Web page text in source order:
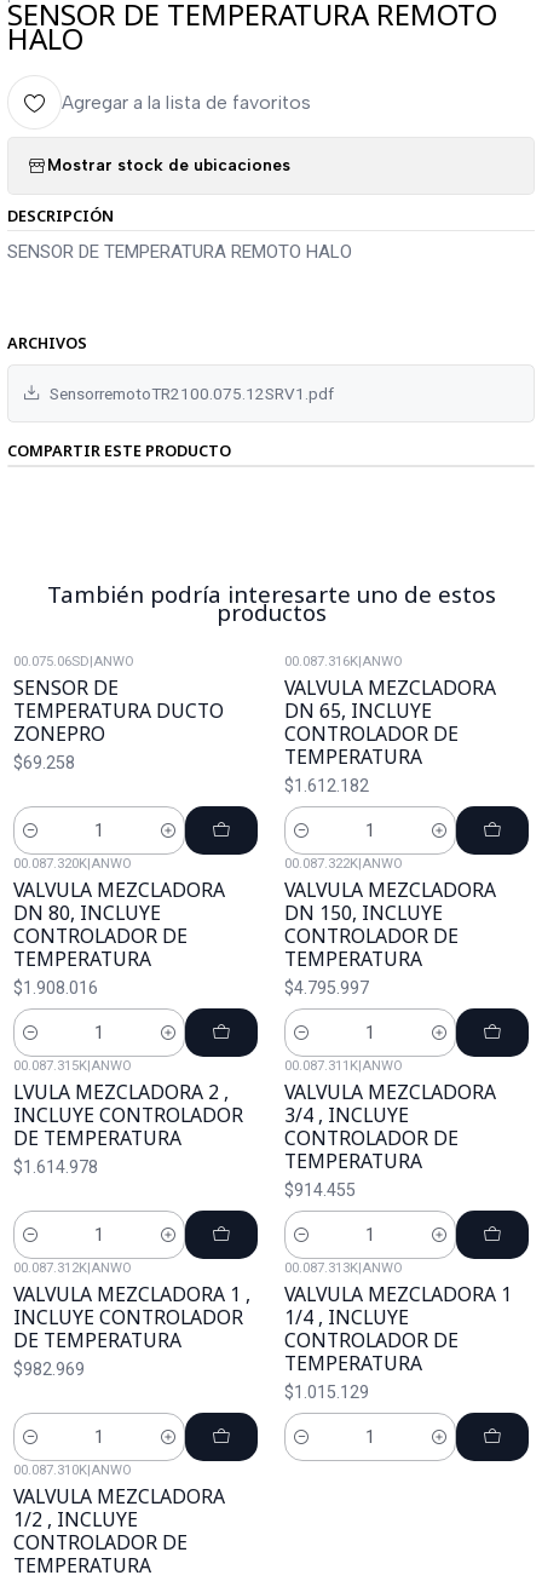
SENSOR DE TEMPERATURA REMOTO
HALO
Agregar a la lista de favoritos
Mostrar stock de ubicaciones
DESCRIPCIÓN
SENSOR DE TEMPERATURA REMOTO HALO
ARCHIVOS
SensorremotoTR2100.075.12SRV1.pdf
COMPARTIR ESTE PRODUCTO
También podría interesarte uno de estos
productos
00.075.06SD|ANWO
SENSOR DE
TEMPERATURA DUCTO
ZONEPRO
$69.258
Cantidad
00.087.316K|ANWO
VALVULA MEZCLADORA
DN 65, INCLUYE
CONTROLADOR DE
TEMPERATURA
$1.612.182
Cantidad
00.087.320K|ANWO
VALVULA MEZCLADORA
DN 80, INCLUYE
CONTROLADOR DE
TEMPERATURA
$1.908.016
Cantidad
00.087.322K|ANWO
VALVULA MEZCLADORA
DN 150, INCLUYE
CONTROLADOR DE
TEMPERATURA
$4.795.997
Cantidad
00.087.315K|ANWO
LVULA MEZCLADORA 2 ,
INCLUYE CONTROLADOR
DE TEMPERATURA
$1.614.978
Cantidad
00.087.311K|ANWO
VALVULA MEZCLADORA
3/4 , INCLUYE
CONTROLADOR DE
TEMPERATURA
$914.455
Cantidad
00.087.312K|ANWO
VALVULA MEZCLADORA 1 ,
INCLUYE CONTROLADOR
DE TEMPERATURA
$982.969
Cantidad
00.087.313K|ANWO
VALVULA MEZCLADORA 1
1/4 , INCLUYE
CONTROLADOR DE
TEMPERATURA
$1.015.129
Cantidad
00.087.310K|ANWO
VALVULA MEZCLADORA
1/2 , INCLUYE
CONTROLADOR DE
TEMPERATURA